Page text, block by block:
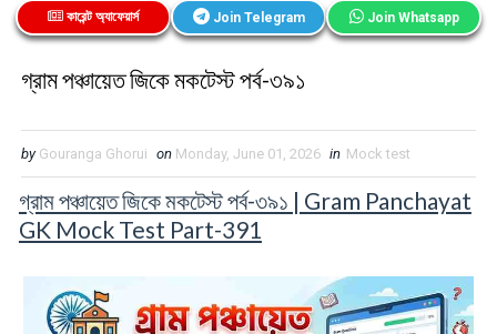
কারেন্ট অ্যাফেয়ার্স Join Telegram Join Whatsapp
গ্রাম পঞ্চায়েত জিকে মকটেস্ট পর্ব-৩৯১
by Gouranga Ghorui on Monday, June 01, 2026 in Mock test
গ্রাম পঞ্চায়েত জিকে মকটেস্ট পর্ব-৩৯১ | Gram Panchayat
GK Mock Test Part-391